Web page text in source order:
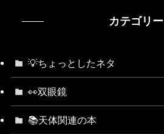
カテゴリー
💡ちょっとしたネタ
👀双眼鏡
📚天体関連の本